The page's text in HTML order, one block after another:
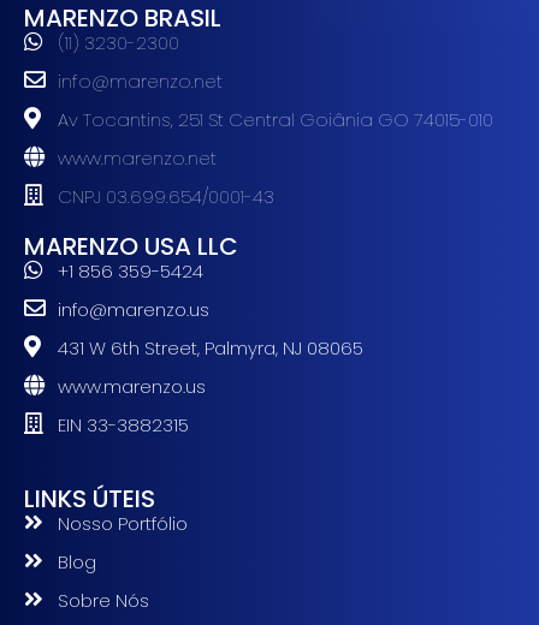
MARENZO BRASIL
(11) 3230-2300
info@marenzo.net
Av Tocantins, 251 St Central Goiânia GO 74015-010
www.marenzo.net
CNPJ 03.699.654/0001-43
MARENZO USA LLC
+1 856 359-5424
info@marenzo.us
431 W 6th Street, Palmyra, NJ 08065
www.marenzo.us
EIN 33-3882315
LINKS ÚTEIS
Nosso Portfólio
Blog
Sobre Nós